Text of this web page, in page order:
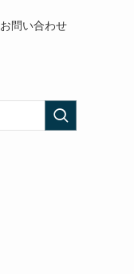
お問い合わせ